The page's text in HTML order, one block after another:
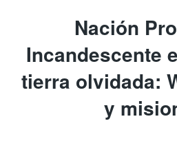
Nación
Incandescente
tierra olvidada:
y